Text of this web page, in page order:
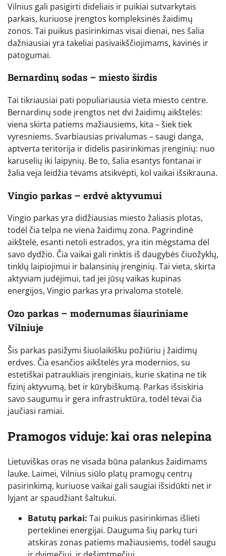
Vilnius gali pasigirti dideliais ir puikiai sutvarkytais
parkais, kuriuose įrengtos kompleksinės žaidimų
zonos. Tai puikus pasirinkimas visai dienai, nes šalia
dažniausiai yra takeliai pasivaikščiojimams, kavinės ir
patogumai.
Bernardinų sodas – miesto širdis
Tai tikriausiai pati populiariausia vieta miesto centre.
Bernardinų sode įrengtos net dvi žaidimų aikštelės:
viena skirta patiems mažiausiems, kita – šiek tiek
vyresniems. Svarbiausias privalumas – saugi danga,
aptverta teritorija ir didelis pasirinkimas įrenginių: nuo
karuselių iki laipynių. Be to, šalia esantys fontanai ir
žalia veja leidžia tėvams atsikvėpti, kol vaikai išsikrauna.
Vingio parkas – erdvė aktyvumui
Vingio parkas yra didžiausias miesto žaliasis plotas,
todėl čia telpa ne viena žaidimų zona. Pagrindinė
aikštelė, esanti netoli estrados, yra itin mėgstama dėl
savo dydžio. Čia vaikai gali rinktis iš daugybės čiuožyklų,
tinklų laipiojimui ir balansinių įrenginių. Tai vieta, skirta
aktyviam judėjimui, tad jei jūsų vaikas kupinas
energijos, Vingio parkas yra privaloma stotelė.
Ozo parkas – modernumas šiauriniame
Vilniuje
Šis parkas pasižymi šiuolaikišku požiūriu į žaidimų
erdves. Čia esančios aikštelės yra modernios, su
estetiškai patraukliais įrenginiais, kurie skatina ne tik
fizinį aktyvumą, bet ir kūrybiškumą. Parkas išsiskiria
savo saugumu ir gera infrastruktūra, todėl tėvai čia
jaučiasi ramiai.
Pramogos viduje: kai oras nelepina
Lietuviškas oras ne visada būna palankus žaidimams
lauke. Laimei, Vilnius siūlo platų pramogų centrų
pasirinkimą, kuriuose vaikai gali saugiai išsidūkti net ir
lyjant ar spaudžiant šaltukui.
Batutų parkai: Tai puikus pasirinkimas išlieti
perteklinei energijai. Dauguma šių parkų turi
atskiras zonas patiems mažiausiems, todėl saugu